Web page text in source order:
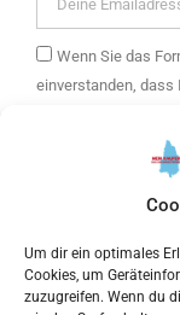
Um dir ein optimales
Cookies, um
zuzugreifen. Wenn du
Wenn Sie das
einverstanden, dass
Angebote von mein
werden. Ihre Daten
Newsletters
Einwilligung